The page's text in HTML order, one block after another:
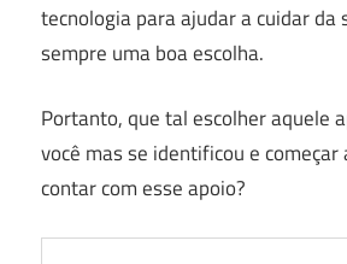
tecnologia para ajudar a cuidar da
sempre uma boa escolha.
Portanto, que tal escolher aquele
você mas se identificou e
contar com esse apoio?